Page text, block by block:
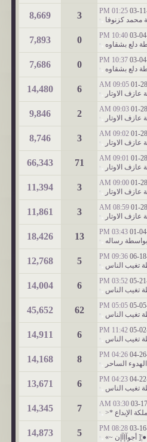
03-
01:25 PM
محمد كزنوفا 3
8,669
03-
10:40 PM
دلع بشقاوه 0
7,893
03-
10:37 PM
دلع بشقاوه 0
7,686
01-
09:05 AM
عازف الاوتار 6
14,480
01-
09:03 AM
عازف الاوتار 2
9,846
01-
09:02 AM
عازف الاوتار 3
8,746
01-
09:01 AM
عازف الاوتار 71
66,343
01-
09:00 AM
عازف الاوتار 3
11,394
01-
08:59 AM
عازف الاوتار 3
11,861
01-
03:43 PM
بواسطة رساله 13
18,426
06-
09:36 PM
تغيب الناس 5
12,768
05-
03:52 PM
تغيب الناس 6
14,004
05-
05:05 PM
تغيب الناس 62
45,652
05-
11:42 PM
تغيب الناس 6
14,911
04-
04:26 PM
الهدوء الساحر 8
14,168
04-
04:23 PM
تغيب الناس 6
13,671
03-
03:30 AM
الإبداع *< 7
14,345
03-
08:28 PM
●¦[ أجوآإآإن ~» 5
14,873